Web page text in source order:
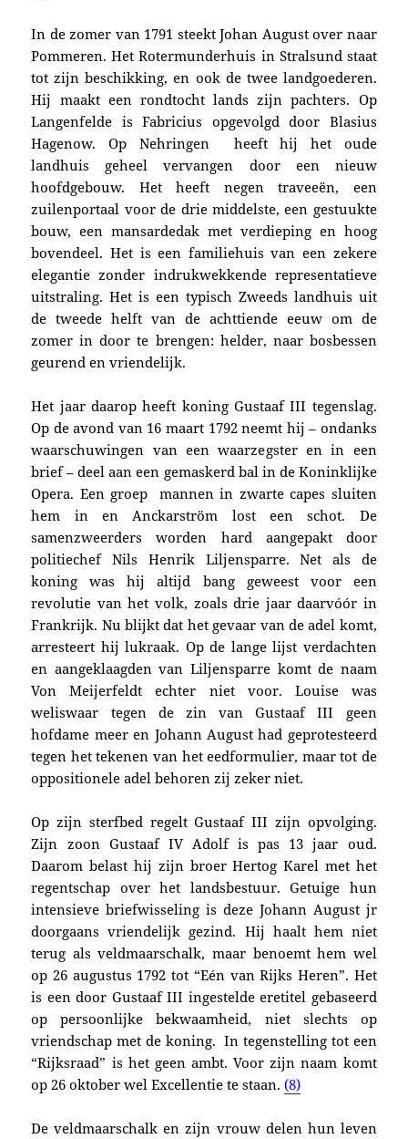
In de zomer van 1791 steekt Johan August over naar
Pommeren. Het Rotermunderhuis in Stralsund staat
tot zijn beschikking, en ook de twee landgoederen.
Hij maakt een rondtocht lands zijn pachters. Op
Langenfelde is Fabricius opgevolgd door Blasius
Hagenow. Op Nehringen heeft hij het oude
landhuis geheel vervangen door een nieuw
hoofdgebouw. Het heeft negen traveeën, een
zuilenportaal voor de drie middelste, een gestuukte
bouw, een mansardedak met verdieping en hoog
bovendeel. Het is een familiehuis van een zekere
elegantie zonder indrukwekkende representatieve
uitstraling. Het is een typisch Zweeds landhuis uit
de tweede helft van de achttiende eeuw om de
zomer in door te brengen: helder, naar bosbessen
geurend en vriendelijk.
Het jaar daarop heeft koning Gustaaf III tegenslag.
Op de avond van 16 maart 1792 neemt hij – ondanks
waarschuwingen van een waarzegster en in een
brief – deel aan een gemaskerd bal in de Koninklijke
Opera. Een groep mannen in zwarte capes sluiten
hem in en Anckarström lost een schot. De
samenzweerders worden hard aangepakt door
politiechef Nils Henrik Liljensparre. Net als de
koning was hij altijd bang geweest voor een
revolutie van het volk, zoals drie jaar daarvóór in
Frankrijk. Nu blijkt dat het gevaar van de adel komt,
arresteert hij lukraak. Op de lange lijst verdachten
en aangeklaagden van Liljensparre komt de naam
Von Meijerfeldt echter niet voor. Louise was
weliswaar tegen de zin van Gustaaf III geen
hofdame meer en Johann August had geprotesteerd
tegen het tekenen van het eedformulier, maar tot de
oppositionele adel behoren zij zeker niet.
Op zijn sterfbed regelt Gustaaf III zijn opvolging.
Zijn zoon Gustaaf IV Adolf is pas 13 jaar oud.
Daarom belast hij zijn broer Hertog Karel met het
regentschap over het landsbestuur. Getuige hun
intensieve briefwisseling is deze Johann August jr
doorgaans vriendelijk gezind. Hij haalt hem niet
terug als veldmaarschalk, maar benoemt hem wel
op 26 augustus 1792 tot “Eén van Rijks Heren”. Het
is een door Gustaaf III ingestelde eretitel gebaseerd
op persoonlijke bekwaamheid, niet slechts op
vriendschap met de koning. In tegenstelling tot een
“Rijksraad” is het geen ambt. Voor zijn naam komt
op 26 oktober wel Excellentie te staan. (8)
De veldmaarschalk en zijn vrouw delen hun leven